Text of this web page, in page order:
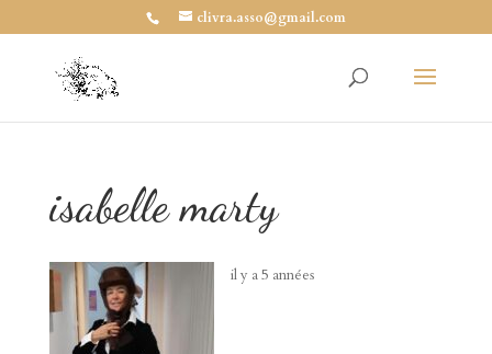
clivra.asso@gmail.com
isabelle marty
il y a 5 années